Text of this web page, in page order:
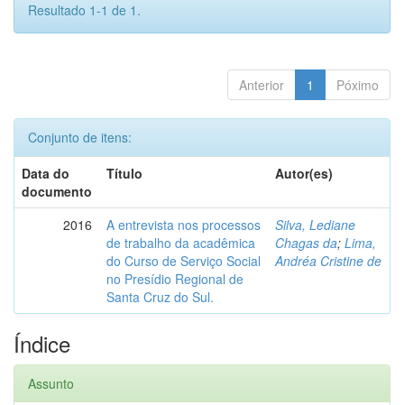
Resultado 1-1 de 1.
Anterior 1 Póximo
Conjunto de itens:
Data do
documento
Título Autor(es)
2016
A entrevista nos processos
de trabalho da acadêmica
do Curso de Serviço Social
no Presídio Regional de
Santa Cruz do Sul.
Silva, Lediane
Chagas da; Lima,
Andréa Cristine de
Índice
Assunto